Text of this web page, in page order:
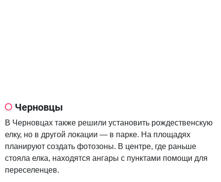
Черновцы
В Черновцах также решили установить рождественскую
елку, но в другой локации — в парке. На площадях
планируют создать фотозоны. В центре, где раньше
стояла елка, находятся ангары с пунктами помощи для
переселенцев.